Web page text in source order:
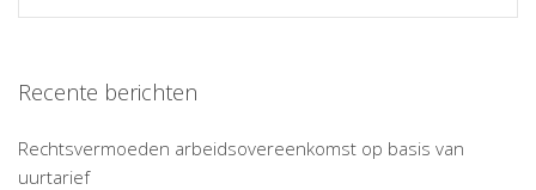
Recente berichten
Rechtsvermoeden arbeidsovereenkomst op basis van
uurtarief